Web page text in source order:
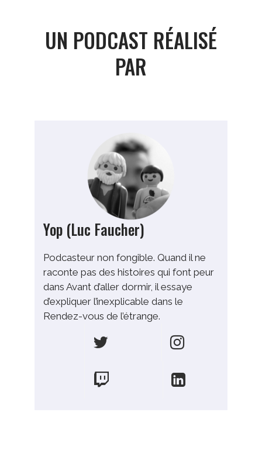
UN PODCAST RÉALISÉ
PAR
Yop (Luc Faucher)
Podcasteur non fongible. Quand il ne
raconte pas des histoires qui font peur
dans Avant d’aller dormir, il essaye
d’expliquer l’inexplicable dans le
Rendez-vous de l’étrange.